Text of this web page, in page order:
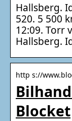
Hallsberg.
520. 5 500
12:09. Torr
Hallsberg.
http s://
Blocket